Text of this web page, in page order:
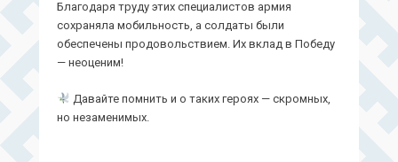
Благодаря труду этих специалистов армия
сохраняла мобильность, а солдаты были
обеспечены продовольствием. Их вклад в Победу
— неоценим!
Давайте помнить и о таких героях — скромных,
но незаменимых.